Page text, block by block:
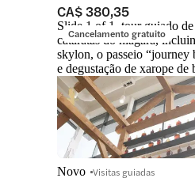
CA$ 380,35
Cancelamento gratuito
Slide 1 of 1, tour guiado
cataratas do niágara,
skylon, o passeio “journey
e degustação de xarope de
Novo Visitas guiadas